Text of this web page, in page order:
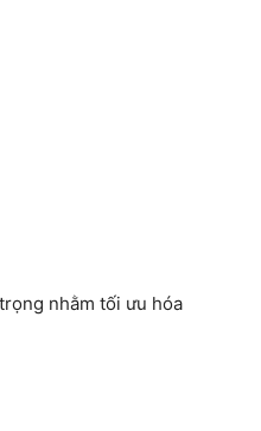
nhằm tối ưu hóa